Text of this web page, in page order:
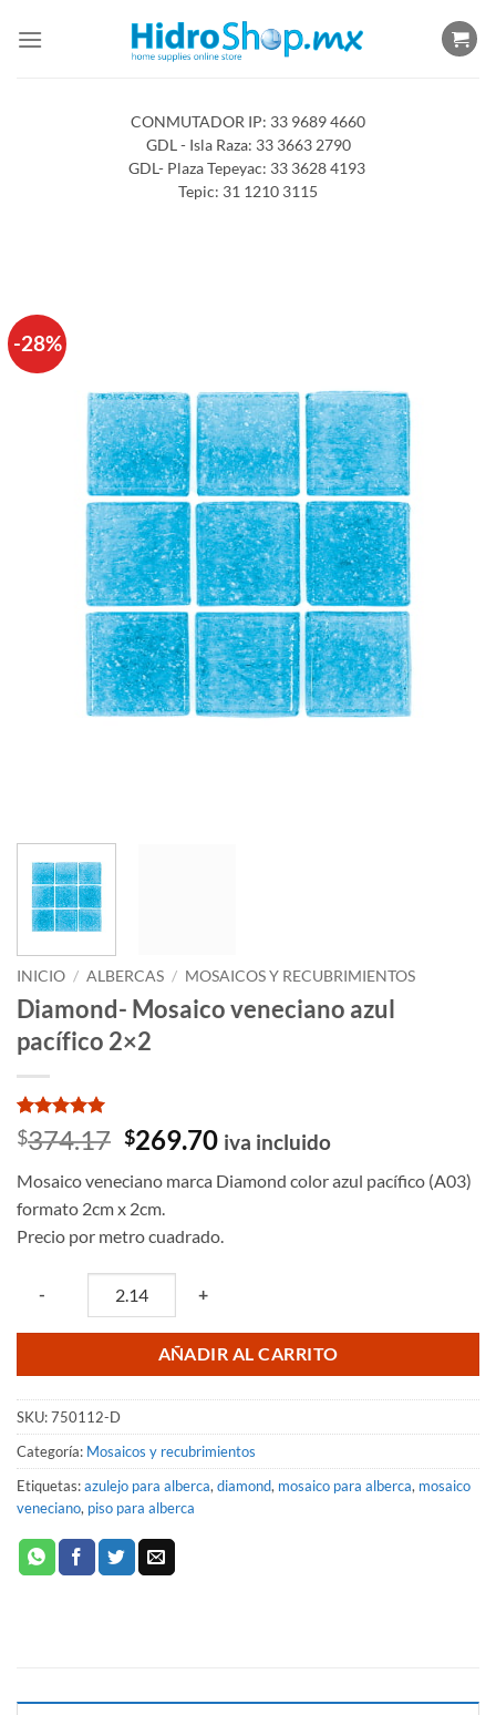
CONMUTADOR IP: 33 9689 4660
GDL - Isla Raza: 33 3663 2790
GDL- Plaza Tepeyac: 33 3628 4193
Tepic: 31 1210 3115
-28%
INICIO / ALBERCAS / MOSAICOS Y RECUBRIMIENTOS
Diamond- Mosaico veneciano azul
pacífico 2×2
Valorado
con5de 5
7
valoraciones
de clientes
$374.17 El
original
era:
$374.17.
$269.70El
actual
$269.70.
iva incluido
Mosaico veneciano marca Diamond color azul pacífico (A03)
formato 2cm x 2cm.
Precio por metro cuadrado.
- +
AÑADIR AL CARRITO
SKU:750112-D
Categoría: Mosaicos y recubrimientos
Etiquetas:azulejo para alberca, diamond, mosaico para alberca, mosaico
veneciano, piso para alberca